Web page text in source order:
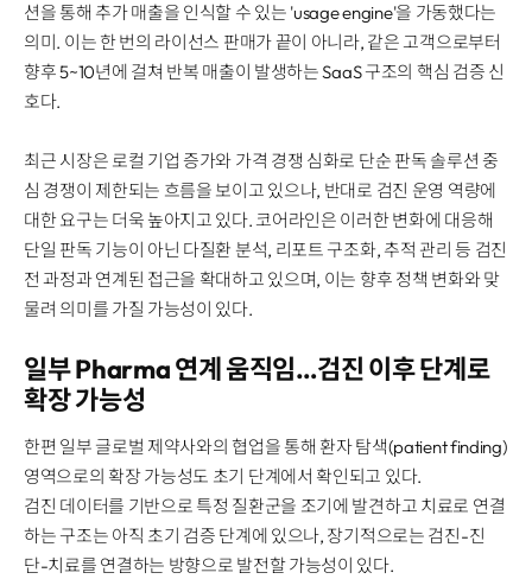
션을 통해 추가 매출을 인식할 수 있는 'usage engine'을 가동했다는
의미. 이는 한 번의 라이선스 판매가 끝이 아니라, 같은 고객으로부터
향후 5~10년에 걸쳐 반복 매출이 발생하는 SaaS 구조의 핵심 검증 신
호다.
최근 시장은 로컬 기업 증가와 가격 경쟁 심화로 단순 판독 솔루션 중
심 경쟁이 제한되는 흐름을 보이고 있으나, 반대로 검진 운영 역량에
대한 요구는 더욱 높아지고 있다. 코어라인은 이러한 변화에 대응해
단일 판독 기능이 아닌 다질환 분석, 리포트 구조화, 추적 관리 등 검진
전 과정과 연계된 접근을 확대하고 있으며, 이는 향후 정책 변화와 맞
물려 의미를 가질 가능성이 있다.
일부 Pharma 연계 움직임…검진 이후 단계로
확장 가능성
한편 일부 글로벌 제약사와의 협업을 통해 환자 탐색(patient finding)
영역으로의 확장 가능성도 초기 단계에서 확인되고 있다.
검진 데이터를 기반으로 특정 질환군을 조기에 발견하고 치료로 연결
하는 구조는 아직 초기 검증 단계에 있으나, 장기적으로는 검진-진
단-치료를 연결하는 방향으로 발전할 가능성이 있다.